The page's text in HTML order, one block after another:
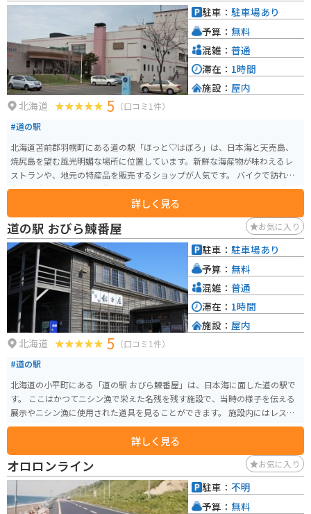
道の駅には、広々とした駐車場と休憩スペースが完備されているので、ツー
リングの休憩地点としても最適です。 周辺には、風力発電の風車が立ち並ぶ
「苫前グリーンヒルウインドパーク」や、夕陽の名所として知られる「とま
まえ夕陽ヶ丘展望台」など、観光スポットも点在しています。道の駅を拠点
に、周辺の観光も楽しんでみてはいかがでしょうか。
北海道 5 （口コミ1件）
#道の駅
北海道苫前郡羽幌町にある道の駅「ほっと♡はぼろ」は、日本海と天売島、
焼尻島を望む風光明媚な場所に位置しています。新鮮な海産物が味わえるレ
ストランや、地元の特産品を販売するショップが人気です。 バイクで訪れる
際は、駐車場も広く、休憩場所としても最適です。周辺には、夕陽の名所と
して知られる「はぼろサンセットビーチ」や、奇岩が連なる海岸線が続く
「羽幌シーサイドパーク」など、ツーリングスポットも充実しています。 道
の駅で購入できる羽幌町名産の「甘エビ」は、ぜひお土産にどうぞ。
詳しく見る
駐車： 駐車場あり
予算： 無料
混雑： 普通
滞在： 1時間
施設： 屋内
道の駅 おびら鰊番屋 お気に入り
北海道 5 （口コミ1件）
#道の駅
北海道の小平町にある「道の駅 おびら鰊番屋」は、日本海に面した道の駅で
す。 ここはかつてニシン漁で栄えた名残を残す施設で、当時の様子を伝える
展示やニシン漁に使用された道具を見ることができます。 施設内にはレスト
ランもあり、新鮮な魚介類を使った料理が楽しめます。特に、ニシンの親子
丼や焼き魚定食が人気です。また、売店では地元産の海産物の加工品や、お
土産なども販売しています。 バイクで訪れる場合、日本海沿いの道路を走行
することになり、景色が良いのでおすすめです。駐車場も広々としているの
で、休憩場所としても最適です。
詳しく見る
駐車： 駐車場あり
予算： 無料
混雑： 普通
滞在： 1時間
施設： 屋内
オロロンライン お気に入り
駐車： 不明
予算： 無料